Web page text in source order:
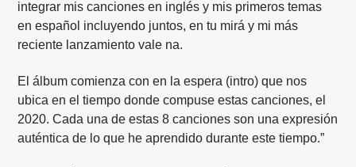
integrar mis canciones en inglés y mis primeros temas
en español incluyendo juntos, en tu mirá y mi más
reciente lanzamiento vale na.
El álbum comienza con en la espera (intro) que nos
ubica en el tiempo donde compuse estas canciones, el
2020. Cada una de estas 8 canciones son una expresión
auténtica de lo que he aprendido durante este tiempo.”